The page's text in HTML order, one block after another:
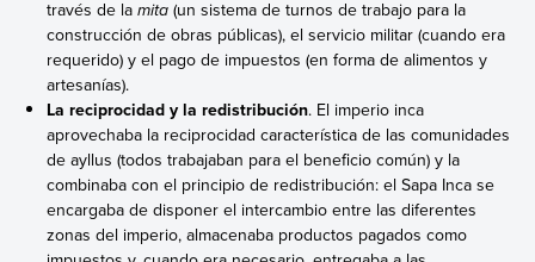
través de lamita(un sistema de turnos de trabajo para la
construcción de obras públicas), el servicio militar (cuando era
requerido) y el pago de impuestos (en forma de alimentos y
artesanías).
La reciprocidad y la redistribución. El imperio inca
aprovechaba la reciprocidad característica de las comunidades
de ayllus (todos trabajaban para el beneficio común) y la
combinaba con el principio de redistribución: el Sapa Inca se
encargaba de disponer el intercambio entre las diferentes
zonas del imperio, almacenaba productos pagados como